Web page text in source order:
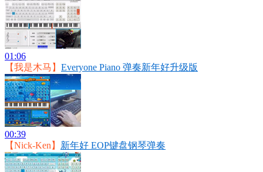
01:06
【我是木马】 Everyone Piano 弹奏新年好升级版
00:39
【Nick-Ken】 新年好 EOP键盘钢琴弹奏